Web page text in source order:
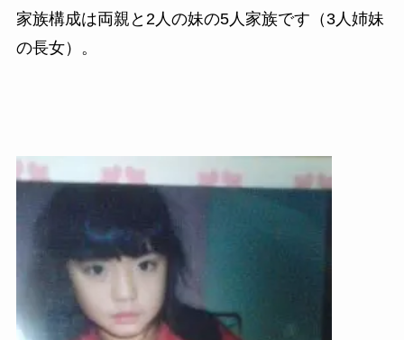
家族構成は両親と2人の妹の5人家族です（3人姉妹
の長女）。